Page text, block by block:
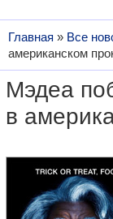
Главная » Все
американском
Мэдеа
в